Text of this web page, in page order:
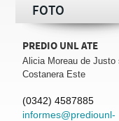
FOTO
PREDIO UNL ATE
Alicia Moreau de Justo
Costanera Este
(0342) 4587885
informes@prediounl-